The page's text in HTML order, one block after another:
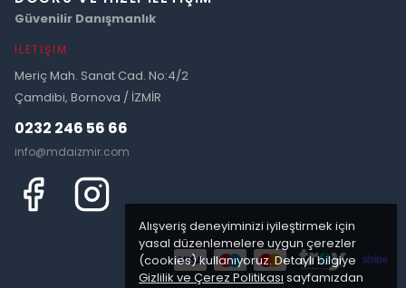
Alışveriş deneyiminizi iyileştirmek için
yasal düzenlemelere uygun çerezler
(cookies) kullanıyoruz. Detaylı bilgiye
Gizlilik ve Çerez Politikası sayfamızdan
Güvenilir Danışmanlık
İLETIŞIM
Meriç Mah. Sanat Cad. No:4/2
Çamdibi, Bornova / İZMİR
0232 246 56 66
info@mdaizmir.com